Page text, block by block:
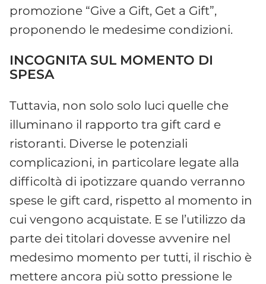
promozione “Give a Gift, Get a Gift”,
proponendo le medesime condizioni.
INCOGNITA SUL MOMENTO DI
SPESA
Tuttavia, non solo solo luci quelle che
illuminano il rapporto tra gift card e
ristoranti. Diverse le potenziali
complicazioni, in particolare legate alla
difficoltà di ipotizzare quando verranno
spese le gift card, rispetto al momento in
cui vengono acquistate. E se l’utilizzo da
parte dei titolari dovesse avvenire nel
medesimo momento per tutti, il rischio è
mettere ancora più sotto pressione le